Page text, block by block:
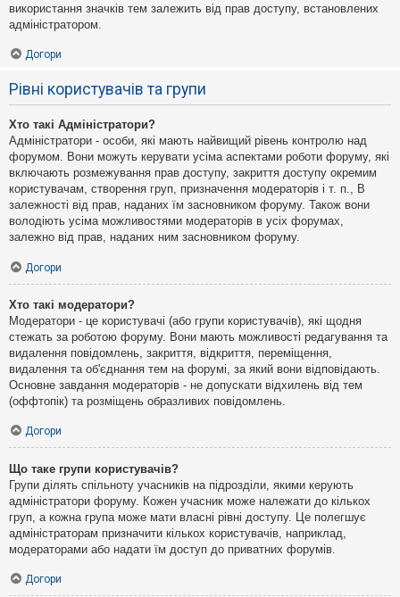
використання значків тем залежить від прав доступу, встановлених
адміністратором.
Догори
Рівні користувачів та групи
Хто такі Адміністратори?
Адміністратори - особи, які мають найвищий рівень контролю над
форумом. Вони можуть керувати усіма аспектами роботи форуму, які
включають розмежування прав доступу, закриття доступу окремим
користувачам, створення груп, призначення модераторів і т. п., В
залежності від прав, наданих їм засновником форуму. Також вони
володіють усіма можливостями модераторів в усіх форумах,
залежно від прав, наданих ним засновником форуму.
Догори
Хто такі модератори?
Модератори - це користувачі (або групи користувачів), які щодня
стежать за роботою форуму. Вони мають можливості редагування та
видалення повідомлень, закриття, відкриття, переміщення,
видалення та об'єднання тем на форумі, за який вони відповідають.
Основне завдання модераторів - не допускати відхилень від тем
(оффтопік) та розміщень образливих повідомлень.
Догори
Що таке групи користувачів?
Групи ділять спільноту учасників на підрозділи, якими керують
адміністратори форуму. Кожен учасник може належати до кількох
груп, а кожна група може мати власні рівні доступу. Це полегшує
адміністраторам призначити кількох користувачів, наприклад,
модераторами або надати їм доступ до приватних форумів.
Догори